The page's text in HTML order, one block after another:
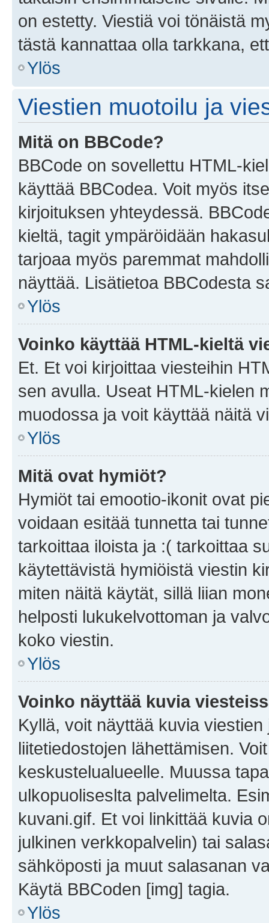
on estetty. Viestiä voi tönäistä
tästä kannattaa olla tarkkana,
Ylös
Viestien muotoilu ja
Mitä on BBCode?
BBCode on sovellettu HTML-
käyttää BBCodea. Voit myös
kirjoituksen yhteydessä.
kieltä, tagit ympäröidään
tarjoaa myös paremmat
näyttää. Lisätietoa BBCodesta
Ylös
Voinko käyttää HTML-kieltä
Et. Et voi kirjoittaa viesteihin
sen avulla. Useat HTML-kielen
muodossa ja voit käyttää näitä
Ylös
Mitä ovat hymiöt?
Hymiöt tai emootio-ikonit ovat
voidaan esitää tunnetta tai
tarkoittaa iloista ja :( tarkoittaa
käytettävistä hymiöistä viestin
miten näitä käytät, sillä liian
helposti lukukelvottoman ja
koko viestin.
Ylös
Voinko näyttää kuvia
Kyllä, voit näyttää kuvia
liitetiedostojen lähettämisen.
keskustelualueelle. Muussa
ulkopuoliseslta palvelimelta.
kuvani.gif. Et voi linkittää kuvia
julkinen verkkopalvelin) tai
sähköposti ja muut salasanan
Käytä BBCoden [img] tagia.
Ylös